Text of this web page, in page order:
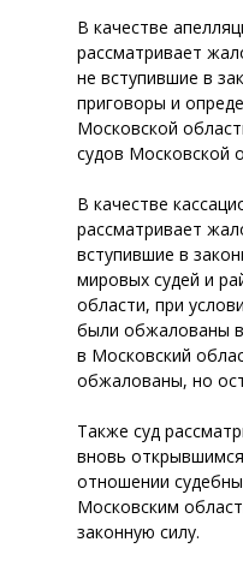
В качестве
рассматривает
не вступившие в
приговоры и
Московской
судов Московской
В качестве
рассматривает
вступившие в
мировых судей и
области, при
были обжалованы
в Московский
обжалованы, но
Также суд
вновь
отношении
Московским
законную силу.